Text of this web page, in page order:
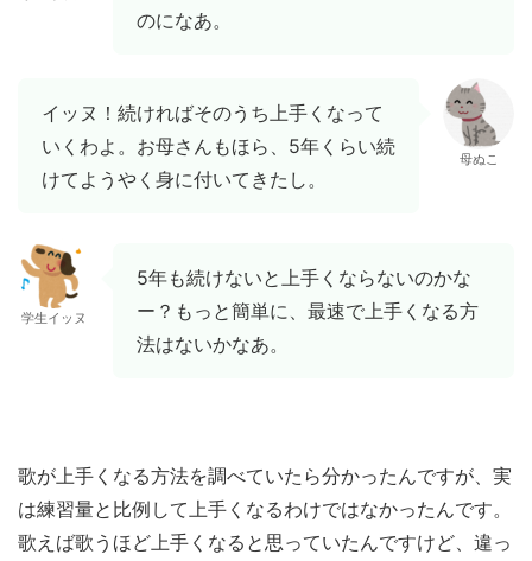
のになあ。
イッヌ！続ければそのうち上手くなって
いくわよ。お母さんもほら、5年くらい続
けてようやく身に付いてきたし。
母ぬこ
学生イッヌ
5年も続けないと上手くならないのかな
ー？もっと簡単に、最速で上手くなる方
法はないかなあ。
歌が上手くなる方法を調べていたら分かったんですが、実
は練習量と比例して上手くなるわけではなかったんです。
歌えば歌うほど上手くなると思っていたんですけど、違っ